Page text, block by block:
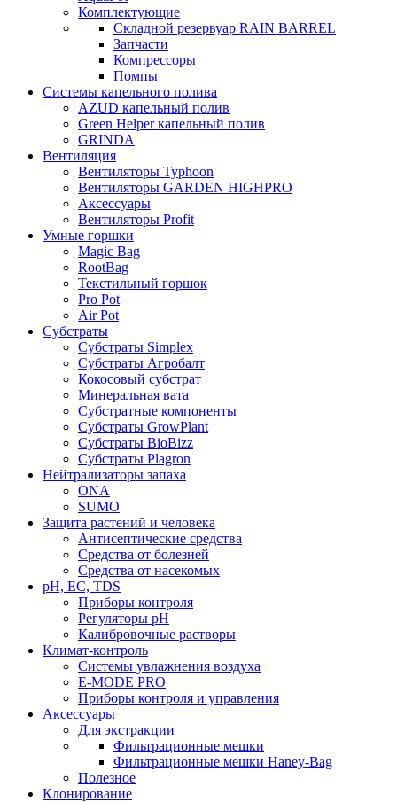
Комплектующие
Складной резервуар RAIN BARREL
Запчасти
Компрессоры
Помпы
Системы капельного полива
AZUD капельный полив
Green Helper капельный полив
GRINDA
Вентиляция
Вентиляторы Typhoon
Вентиляторы GARDEN HIGHPRO
Аксессуары
Вентиляторы Profit
Умные горшки
Magic Bag
RootBag
Текстильный горшок
Pro Pot
Air Pot
Субстраты
Субстраты Simplex
Субстраты Агробалт
Кокосовый субстрат
Минеральная вата
Субстратные компоненты
Субстраты GrowPlant
Субстраты BioBizz
Субстраты Plagron
Нейтрализаторы запаха
ONA
SUMO
Защита растений и человека
Антисептические средства
Средства от болезней
Средства от насекомых
pH, EC, TDS
Приборы контроля
Регуляторы pH
Калибровочные растворы
Климат-контроль
Системы увлажнения воздуха
E-MODE PRO
Приборы контроля и управления
Аксессуары
Для экстракции
Фильтрационные мешки
Фильтрационные мешки Haney-Bag
Полезное
Клонирование